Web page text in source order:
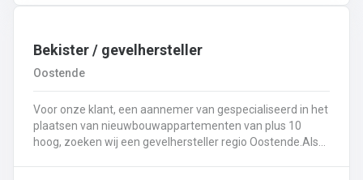
Bekister / gevelhersteller
Oostende
Voor onze klant, een aannemer van gespecialiseerd in het
plaatsen van nieuwbouwappartementen van plus 10
hoog, zoeken wij een gevelhersteller regio Oostende.Als